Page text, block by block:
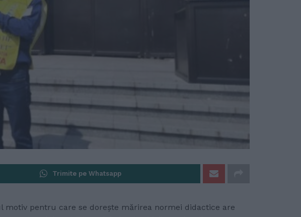
Trimite pe Whatsapp
motiv pentru care se dorește mărirea normei didactice are